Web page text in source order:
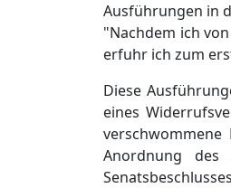
Ausführungen in
"Nachdem ich
erfuhr ich zum
Diese
eines
Anordnung des